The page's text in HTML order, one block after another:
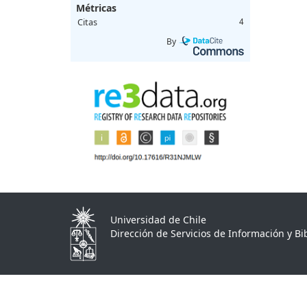
Métricas
Citas 4
By
Universidad de Chile
Dirección de Servicios de Información y